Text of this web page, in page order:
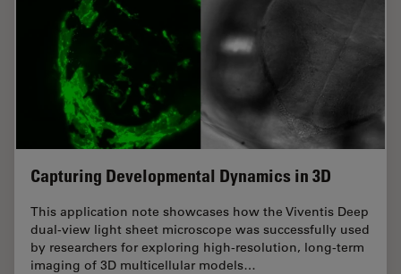
Capturing Developmental Dynamics in 3D
This application note showcases how the Viventis Deep
dual-view light sheet microscope was successfully used
by researchers for exploring high-resolution, long-term
imaging of 3D multicellular models…